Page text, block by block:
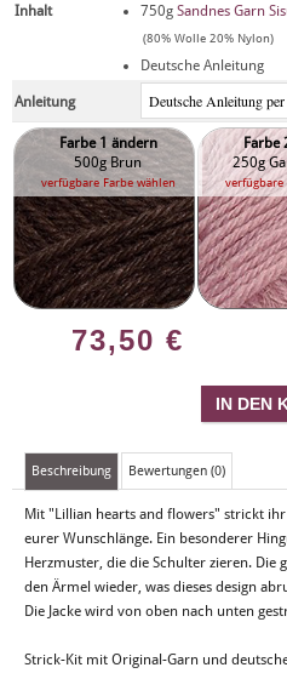
Inhalt
750g Sandnes Garn
(80% Wolle 20% Nylon)
Deutsche Anleitung
Anleitung
Farbe 1 ändern
500g Brun
verfügbare Farbe wählen
Farbe
250g
verfügbare
73,50 €
Beschreibung Bewertungen (0)
Mit "Lillian hearts and flowers" strickt
eurer Wunschlänge. Ein besonderer
Herzmuster, die die Schulter zieren. Die
den Ärmel wieder, was dieses design
Die Jacke wird von oben nach unten
Strick-Kit mit Original-Garn und